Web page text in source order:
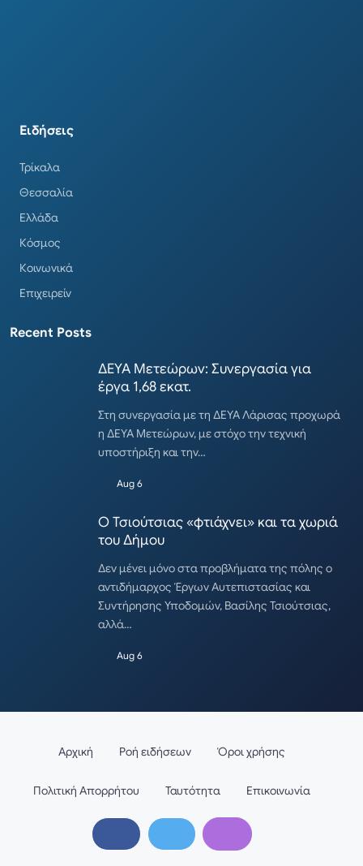
Ειδήσεις
Τρίκαλα
Θεσσαλία
Ελλάδα
Κόσμος
Κοινωνικά
Επιχειρείν
Recent Posts
ΔΕΥΑ Μετεώρων: Συνεργασία για
έργα 1,68 εκατ.
Στη συνεργασία με τη ΔΕΥΑ Λάρισας προχωρά
η ΔΕΥΑ Μετεώρων, με στόχο την τεχνική
υποστήριξη και την…
Aug 6
Ο Τσιούτσιας «φτιάχνει» και τα χωριά
του Δήμου
Δεν μένει μόνο στα προβλήματα της πόλης ο
αντιδήμαρχος Έργων Αυτεπιστασίας και
Συντήρησης Υποδομών, Βασίλης Τσιούτσιας,
αλλά…
Aug 6
Αρχική Ροή ειδήσεων Όροι χρήσης
Πολιτική Απορρήτου Ταυτότητα Επικοινωνία